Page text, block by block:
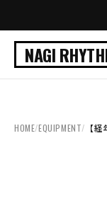
NAGI
HOME/EQUIPMENT/ 【